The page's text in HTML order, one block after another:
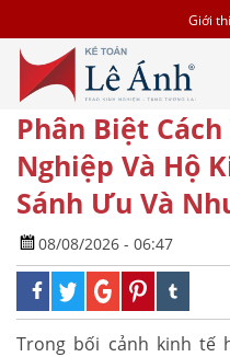
Giới
Phân Biệt
Nghiệp Và Hộ
Sánh Ưu Và
08/08/2026 - 06:47
Trong bối cảnh kinh tế